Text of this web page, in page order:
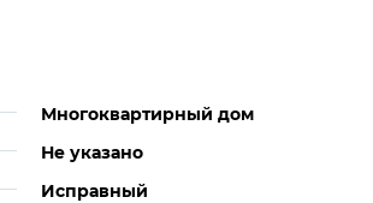
Многоквартирный дом
Не указано
Исправный